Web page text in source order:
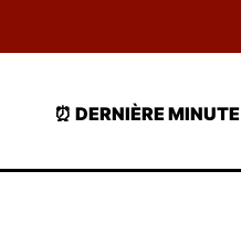
⏰ DERNIÈRE MINUTE